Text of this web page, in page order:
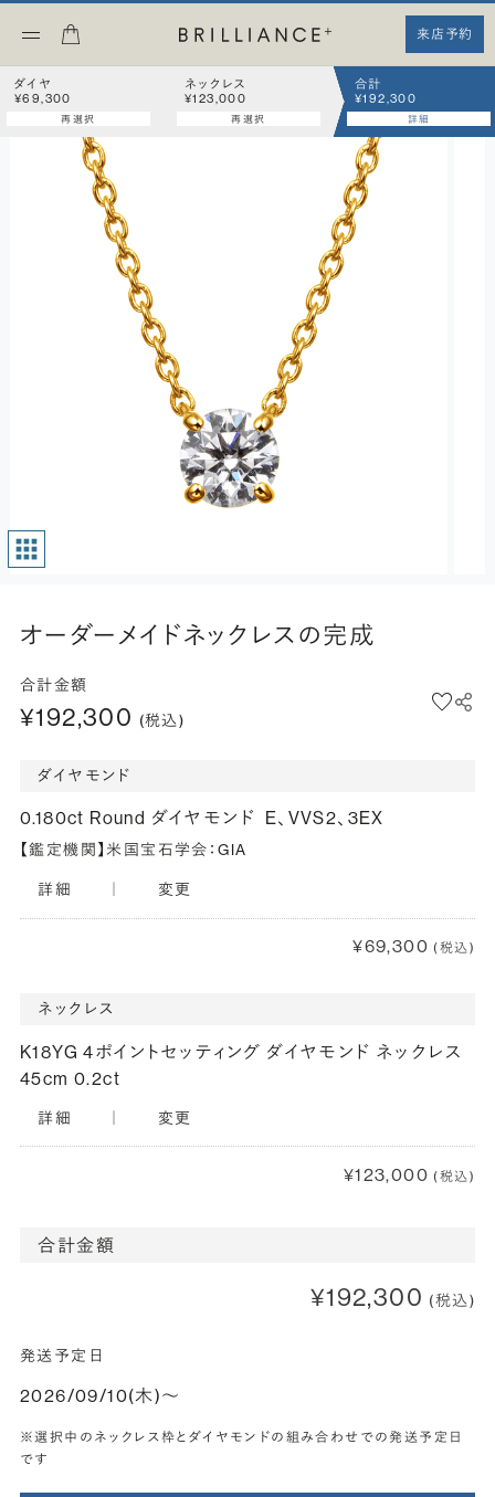
来店予約
ダイヤ
¥69,300
再選択
ネックレス
¥123,000
再選択
合計
¥192,300
詳細
オーダーメイドネックレスの完成
合計金額
¥192,300 (税込)
ダイヤモンド
0.180ct Round ダイヤモンド E、VVS2、3EX
【鑑定機関】米国宝石学会：GIA
詳細 変更
¥69,300 (税込)
ネックレス
K18YG 4ポイントセッティング ダイヤモンド ネックレス
45cm 0.2ct
詳細 変更
¥123,000 (税込)
合計金額
¥192,300 (税込)
発送予定日
2026/09/10(木)〜
※選択中のネックレス枠とダイヤモンドの組み合わせでの発送予定日
です